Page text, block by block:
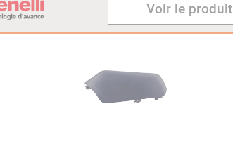
Voir le produit